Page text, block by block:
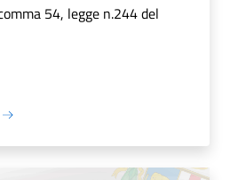
54, legge n.244 del